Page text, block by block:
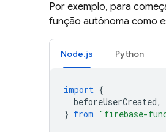
Por exemplo, para
função autônoma como
Node.js Python
import {
beforeUserCreated,
} from "firebase-